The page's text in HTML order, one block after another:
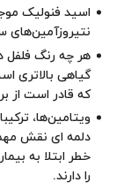
اسید فنولیک
نتیروزآمین‌های
هر چه رنگ فلفل
که قادر است از
ویتامین‌ها،
دلمه ای نقش
خطر ابتلا به
را دارند.